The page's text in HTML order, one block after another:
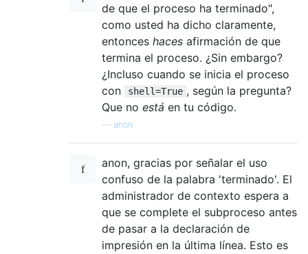
de que el proceso ha terminado",
como usted ha dicho claramente,
entonces haces afirmación de que
termina el proceso. ¿Sin embargo?
¿Incluso cuando se inicia el proceso
con
shell=True , según la pregunta?
Que no está en tu código.
anon
anon, gracias por señalar el uso
confuso de la palabra 'terminado'. El
administrador de contexto espera a
que se complete el subproceso antes
de pasar a la declaración de
impresión en la última línea. Esto es